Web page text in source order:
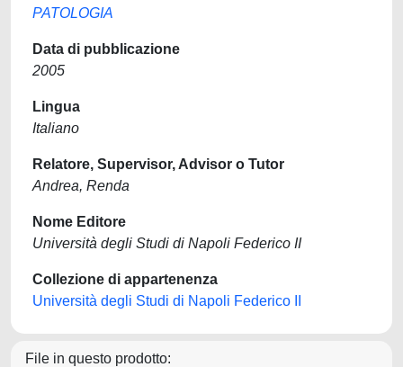
PATOLOGIA
Data di pubblicazione
2005
Lingua
Italiano
Relatore, Supervisor, Advisor o Tutor
Andrea, Renda
Nome Editore
Università degli Studi di Napoli Federico II
Collezione di appartenenza
Università degli Studi di Napoli Federico II
File in questo prodotto: